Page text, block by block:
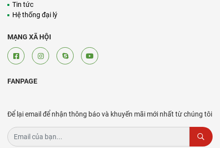
Tin tức
Hệ thống đại lý
MẠNG XÃ HỘI
FANPAGE
Để lại email để nhận thông báo và khuyến mãi mới nhất từ chúng tôi